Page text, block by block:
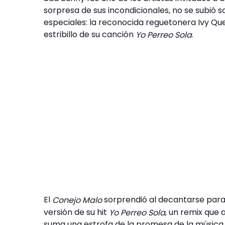
sorpresa de sus incondicionales, no se subió
especiales: la reconocida reguetonera Ivy
estribillo de su canción Yo Perreo Sola.
El Conejo Malosorprendió al decantarse
versión de su hit Yo Perreo Sola, un remix que